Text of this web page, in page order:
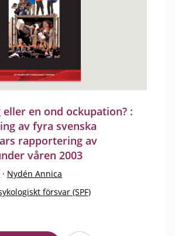
en ond ockupation? :
av fyra svenska
rapportering av
våren 2003
· Nydén Annica
försvar (SPF)